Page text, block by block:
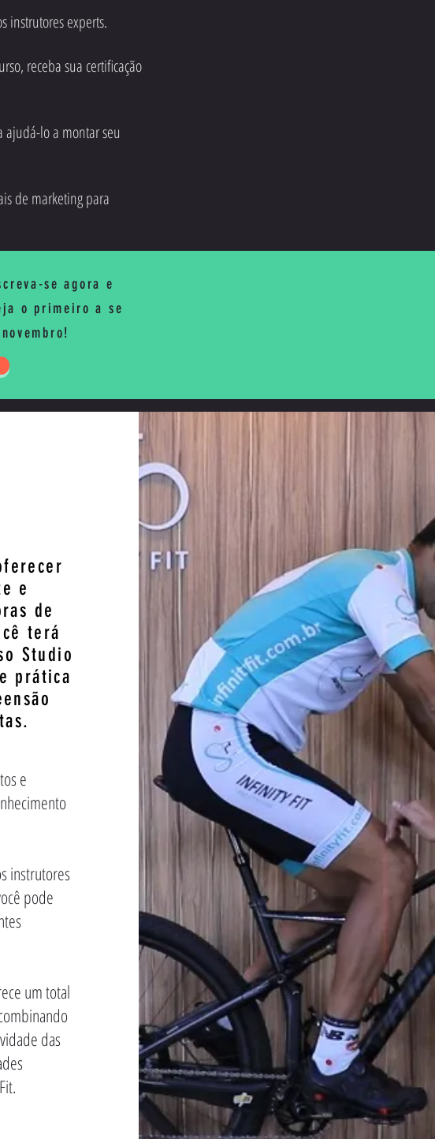
instrutores experts.
receba sua certificação
ajudá-lo a montar seu
de marketing para
se agora e
o primeiro a se
e
de
terá
Studio
prática
e
instrutores
pode
um total
das